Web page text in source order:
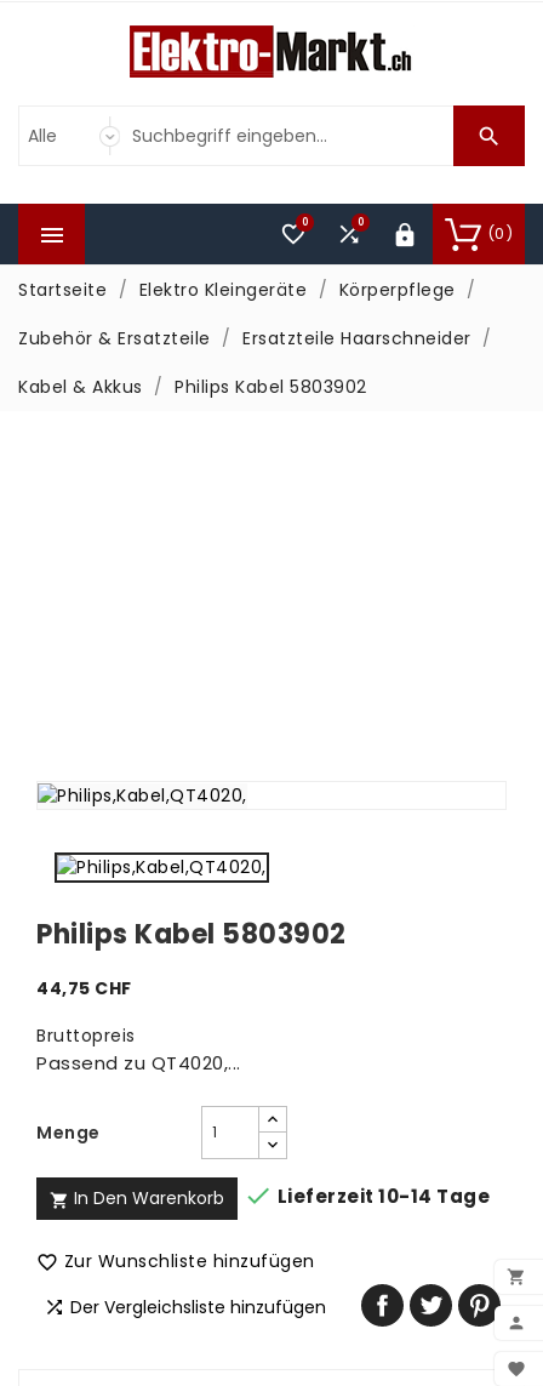




 (0)

0
0
Startseite Elektro Kleingeräte
Körperpflege
Zubehör & Ersatzteile
Ersatzteile Haarschneider
Kabel & Akkus
Philips Kabel 5803902
Philips Kabel 5803902
44,75 CHF
Bruttopreis
Passend zu QT4020,...
Menge
 In Den Warenkorb  Lieferzeit 10-14 Tage
 Zur Wunschliste hinzufügen
 Der Vergleichsliste hinzufügen